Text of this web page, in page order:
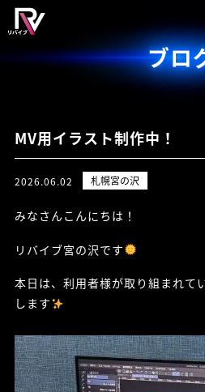
ブロ
MV用イラスト制作中！
2026.06.02 札幌宮の沢
みなさんこんにちは！
リバイブ宮の沢です
本日は、利用者様が取り組まれて
します